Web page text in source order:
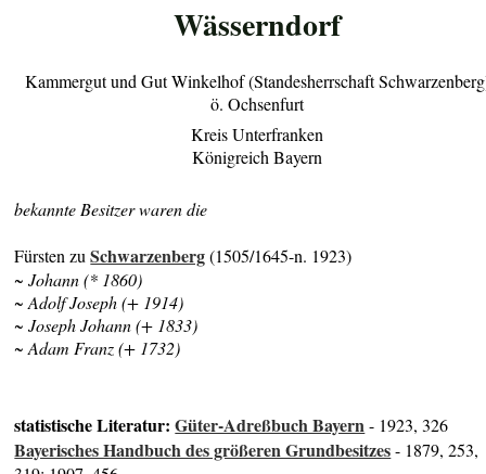
Wässerndorf
Kammergut und Gut Winkelhof (Standesherrschaft
ö. Ochsenfurt
Kreis Unterfranken
Königreich Bayern
bekannte Besitzer waren die
Fürsten zuSchwarzenberg(1505/1645-n. 1923)
~ Johann (* 1860)
~ Adolf Joseph (+ 1914)
~ Joseph Johann (+ 1833)
~ Adam Franz (+ 1732)
statistische Literatur:Güter-Adreßbuch Bayern- 1923, 326
Bayerisches Handbuch des größeren Grundbesitzes- 1879, 253,